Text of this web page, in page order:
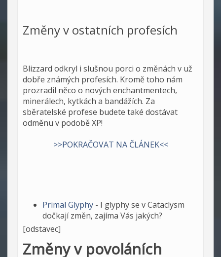
Změny v ostatních profesích
Blizzard odkryl i slušnou porci o změnách v už
dobře známých profesích. Kromě toho nám
prozradil něco o nových enchantmentech,
minerálech, kytkách a bandážích. Za
sběratelské profese budete také dostávat
odměnu v podobě XP!
>>POKRAČOVAT NA ČLÁNEK<<
Primal Glyphy - I glyphy se v Cataclysm
dočkají změn, zajíma Vás jakých?
[odstavec]
Změny v povoláních